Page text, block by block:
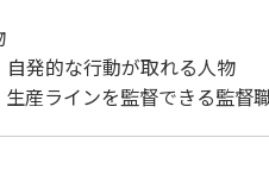
発的な行動が取れる人物
産ラインを監督できる監督